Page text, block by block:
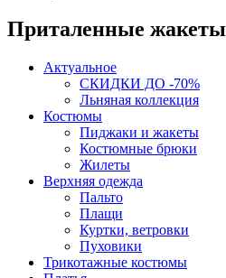
Приталенные жакеты
Актуальное
СКИДКИ ДО -70%
Льняная коллекция
Костюмы
Пиджаки и жакеты
Костюмные брюки
Жилеты
Верхняя одежда
Пальто
Плащи
Куртки, ветровки
Пуховики
Трикотажные костюмы